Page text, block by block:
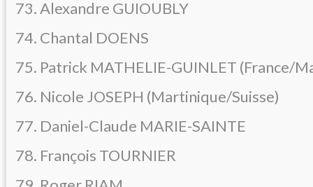
73. Alexandre GUIOUBLY
74. Chantal DOENS
75. Patrick MATHELIE-GUINLET (France/
76. Nicole JOSEPH (Martinique/Suisse)
77. Daniel-Claude MARIE-SAINTE
78. François TOURNIER